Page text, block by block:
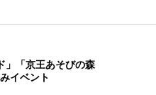
」「京王あそびの森
イベント